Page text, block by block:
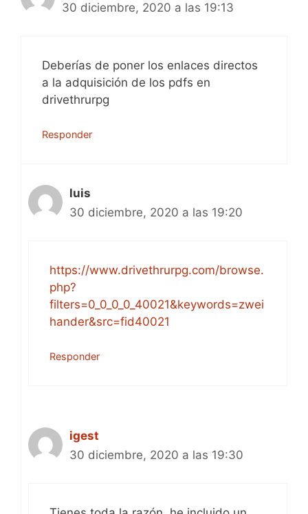
30 diciembre, 2020 a las 19:13
Deberías de poner los enlaces directos
a la adquisición de los pdfs en
drivethrurpg
Responder
luis
30 diciembre, 2020 a las 19:20
https://www.drivethrurpg.com/browse.
php?
filters=0_0_0_0_40021&keywords=zwei
hander&src=fid40021
Responder
igest
30 diciembre, 2020 a las 19:30